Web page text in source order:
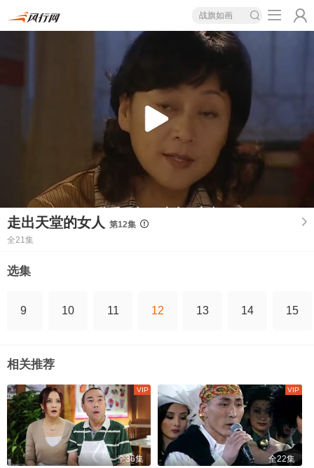
战旗如画
走出天堂的女人
第12集
全21集
选集
9 10 11 12 13 14 15
相关推荐
全36集 全22集